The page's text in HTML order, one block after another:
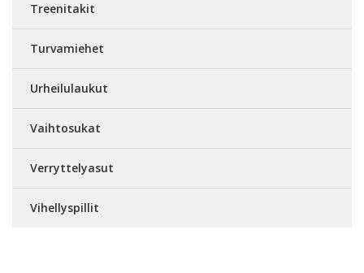
Treenitakit
Turvamiehet
Urheilulaukut
Vaihtosukat
Verryttelyasut
Vihellyspillit